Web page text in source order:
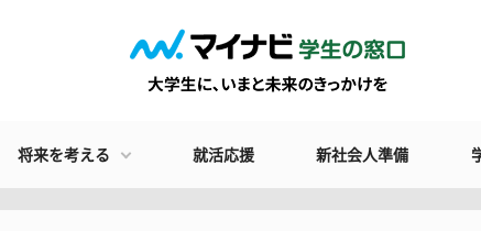
将来を考える 就活応援 新社会人準備